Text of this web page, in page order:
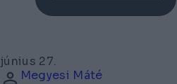
június 27.
Megyesi Máté